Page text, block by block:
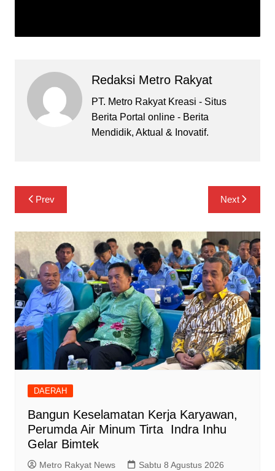
Redaksi Metro Rakyat
PT. Metro Rakyat Kreasi - Situs
Berita Portal online - Berita
Mendidik, Aktual & Inovatif.
Navigasi
pos
Prev Next
DAERAH
Bangun Keselamatan Kerja Karyawan,
Perumda Air Minum Tirta Indra Inhu
Gelar Bimtek
Metro Rakyat News
Sabtu 8 Agustus 2026